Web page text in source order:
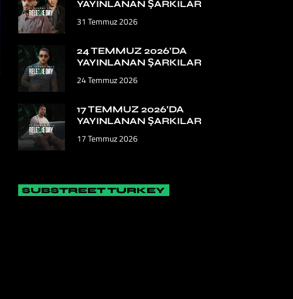
YAYINLANAN ŞARKILAR
31 Temmuz 2026
24 TEMMUZ 2026’DA
YAYINLANAN ŞARKILAR
24 Temmuz 2026
17 TEMMUZ 2026’DA
YAYINLANAN ŞARKILAR
17 Temmuz 2026
SUBSTREET TURKEY